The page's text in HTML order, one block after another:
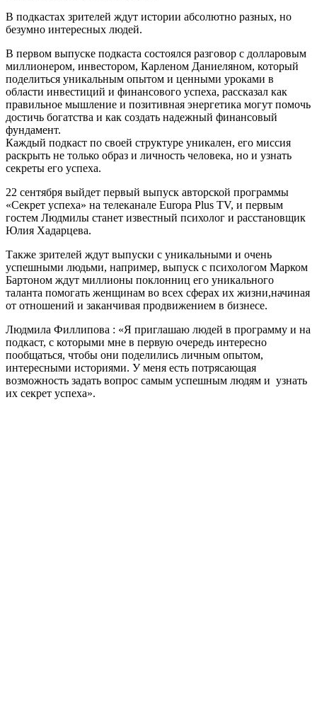
В подкастах зрителей ждут истории абсолютно разных, но
безумно интересных людей.
В первом выпуске подкаста состоялся разговор с долларовым
миллионером, инвестором, Карленом Даниеляном, который
поделиться уникальным опытом и ценными уроками в
области инвестиций и финансового успеха, рассказал как
правильное мышление и позитивная энергетика могут помочь
достичь богатства и как создать надежный финансовый
фундамент.
Каждый подкаст по своей структуре уникален, его миссия
раскрыть не только образ и личность человека, но и узнать
секреты его успеха.
22 сентября выйдет первый выпуск авторской программы
«Секрет успеха» на телеканале Europa Plus TV, и первым
гостем Людмилы станет известный психолог и расстановщик
Юлия Хадарцева.
Также зрителей ждут выпуски с уникальными и очень
успешными людьми, например, выпуск с психологом Марком
Бартоном ждут миллионы поклонниц его уникального
таланта помогать женщинам во всех сферах их жизни,начиная
от отношений и заканчивая продвижением в бизнесе.
Людмила Филлипова : «Я приглашаю людей в программу и на
подкаст, с которыми мне в первую очередь интересно
пообщаться, чтобы они поделились личным опытом,
интересными историями. У меня есть потрясающая
возможность задать вопрос самым успешным людям и узнать
их секрет успеха».